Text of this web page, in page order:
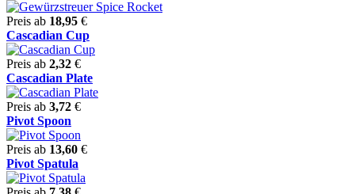
Preis ab 18,95 €
Cascadian Cup
Preis ab 2,32 €
Cascadian Plate
Preis ab 3,72 €
Pivot Spoon
Preis ab 13,60 €
Pivot Spatula